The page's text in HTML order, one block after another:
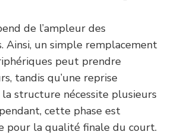
de l’ampleur des
Ainsi, un simple remplacement
peut prendre
tandis qu’une reprise
structure nécessite plusieurs
cette phase est
pour la qualité finale du court.